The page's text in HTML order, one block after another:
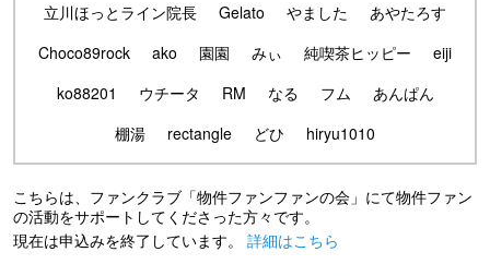
立川ほっとライン院長
Gelato やました
あやたろす
Choco89rock
ako 園園 みぃ 純喫茶ヒッピー
eiji
ko88201
ウチータ RM なる フム
あんぱん
棚湯
rectangle どひ hiryu1010
こちらは、ファンクラブ「物件ファンファンの会」にて物件ファン
の活動をサポートしてくださった方々です。
現在は申込みを終了しています。 詳細はこちら